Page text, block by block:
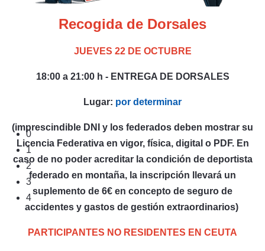
0
1
2
3
4
Recogida de Dorsales
JUEVES 22 DE OCTUBRE
18:00 a 21:00 h - ENTREGA DE DORSALES
Lugar: por determinar
(imprescindible DNI y los federados deben mostrar su
Licencia Federativa en vigor, física, digital o PDF. En
caso de no poder acreditar la condición de deportista
federado en montaña, la inscripción llevará un
suplemento de 6€ en concepto de seguro de
accidentes y gastos de gestión extraordinarios)
PARTICIPANTES NO RESIDENTES EN CEUTA